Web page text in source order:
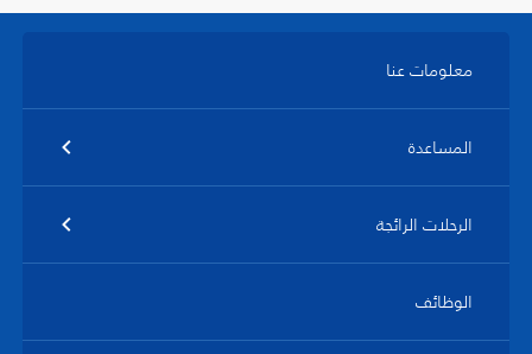
معلومات عنا
المساعدة
الرحلات الرائجة
الوظائف